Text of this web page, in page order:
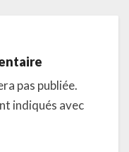
pas publiée.
indiqués avec